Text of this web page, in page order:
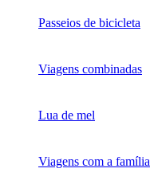
Passeios de bicicleta
Viagens combinadas
Lua de mel
Viagens com a família